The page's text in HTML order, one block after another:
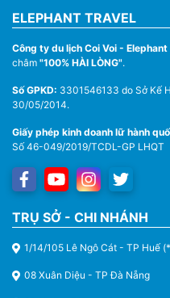
ELEPHANT TRAVEL
Công ty du lịch Coi Voi - Elephant
châm "100% HÀI LÒNG".
Số GPKD: 3301546133 do Sở Kế
30/05/2014.
Giấy phép kinh doanh lữ hành
Số 46-049/2019/TCDL-GP LHQT
TRỤ SỞ - CHI NHÁNH
1/14/105 Lê Ngô Cát - TP Huế
08 Xuân Diệu - TP Đà Nẵng